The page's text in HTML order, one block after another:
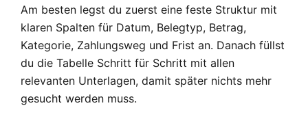
Am besten legst du zuerst eine feste Struktur mit
klaren Spalten für Datum, Belegtyp, Betrag,
Kategorie, Zahlungsweg und Frist an. Danach füllst
du die Tabelle Schritt für Schritt mit allen
relevanten Unterlagen, damit später nichts mehr
gesucht werden muss.